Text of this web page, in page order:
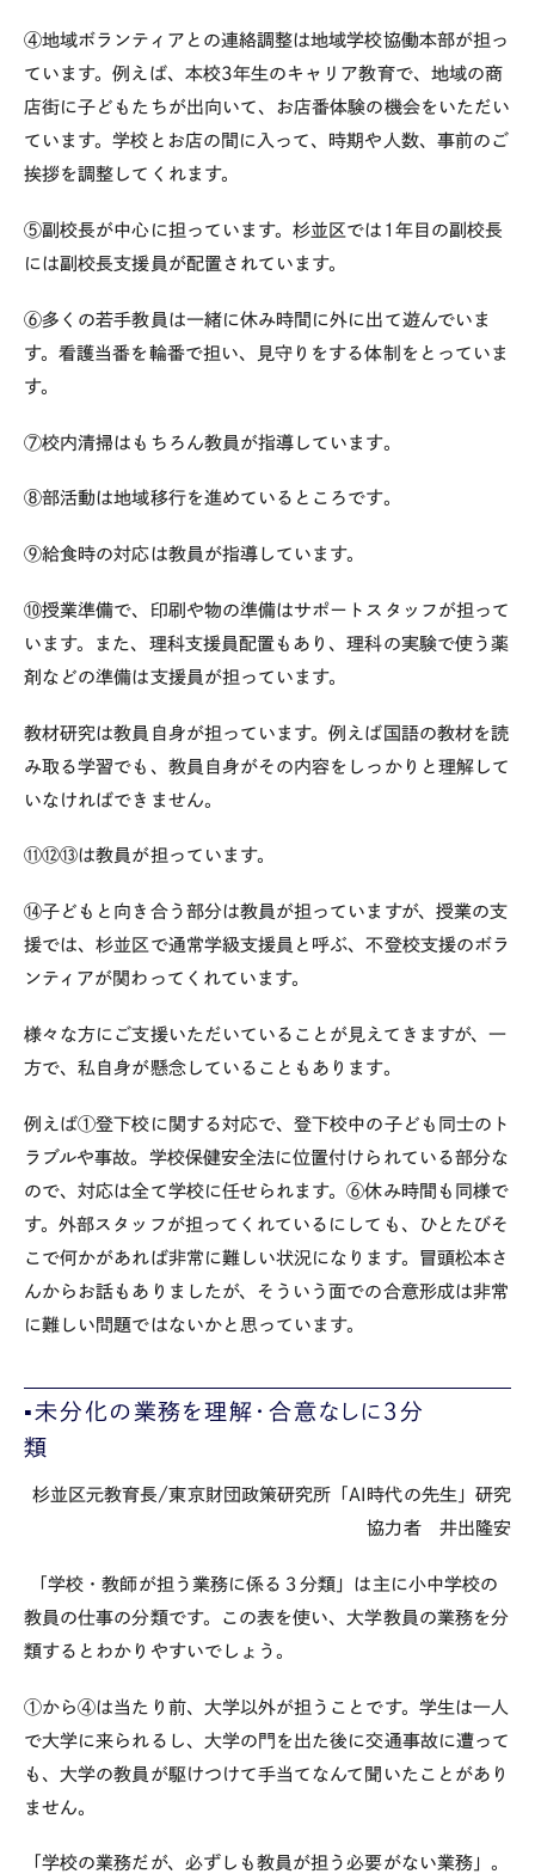
④地域ボランティアとの連絡調整は地域学校協働本部が担っ
ています。例えば、本校3年生のキャリア教育で、地域の商
店街に子どもたちが出向いて、お店番体験の機会をいただい
ています。学校とお店の間に入って、時期や人数、事前のご
挨拶を調整してくれます。
⑤副校長が中心に担っています。杉並区では1年目の副校長
には副校長支援員が配置されています。
⑥多くの若手教員は一緒に休み時間に外に出て遊んでいま
す。看護当番を輪番で担い、見守りをする体制をとっていま
す。
⑦校内清掃はもちろん教員が指導しています。
⑧部活動は地域移行を進めているところです。
⑨給食時の対応は教員が指導しています。
⑩授業準備で、印刷や物の準備はサポートスタッフが担って
います。また、理科支援員配置もあり、理科の実験で使う薬
剤などの準備は支援員が担っています。
教材研究は教員自身が担っています。例えば国語の教材を読
み取る学習でも、教員自身がその内容をしっかりと理解して
いなければできません。
⑪⑫⑬は教員が担っています。
⑭子どもと向き合う部分は教員が担っていますが、授業の支
援では、杉並区で通常学級支援員と呼ぶ、不登校支援のボラ
ンティアが関わってくれています。
様々な方にご支援いただいていることが見えてきますが、一
方で、私自身が懸念していることもあります。
例えば①登下校に関する対応で、登下校中の子ども同士のト
ラブルや事故。学校保健安全法に位置付けられている部分な
ので、対応は全て学校に任せられます。⑥休み時間も同様で
す。外部スタッフが担ってくれているにしても、ひとたびそ
こで何かがあれば非常に難しい状況になります。冒頭松本さ
んからお話もありましたが、そういう面での合意形成は非常
に難しい問題ではないかと思っています。
▪️未分化の業務を理解・合意なしに３分
類
杉並区元教育長/東京財団政策研究所「AI時代の先生」研究
協力者 井出隆安
「学校・教師が担う業務に係る３分類」は主に小中学校の
教員の仕事の分類です。この表を使い、大学教員の業務を分
類するとわかりやすいでしょう。
①から④は当たり前、大学以外が担うことです。学生は一人
で大学に来られるし、大学の門を出た後に交通事故に遭って
も、大学の教員が駆けつけて手当てなんて聞いたことがあり
ません。
「学校の業務だが、必ずしも教員が担う必要がない業務」。